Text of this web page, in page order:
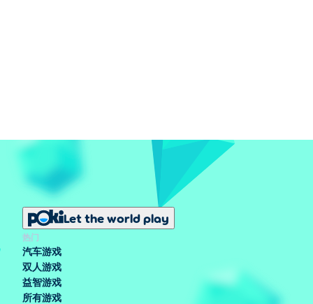
Let the world play
热门
汽车游戏
双人游戏
益智游戏
所有游戏